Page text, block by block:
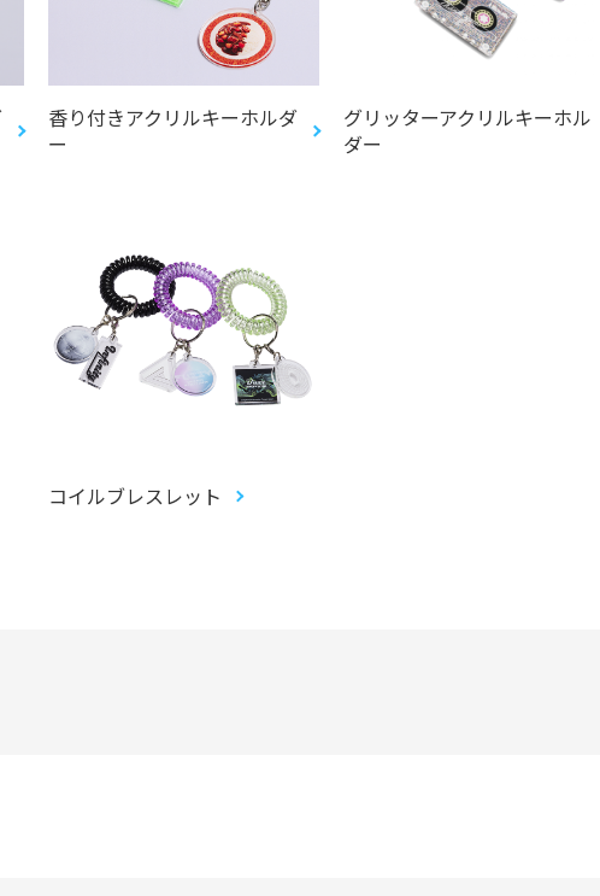
香り付きアクリルキーホルダ
ー
グリッターアクリルキーホル
ダー
コイルブレスレット